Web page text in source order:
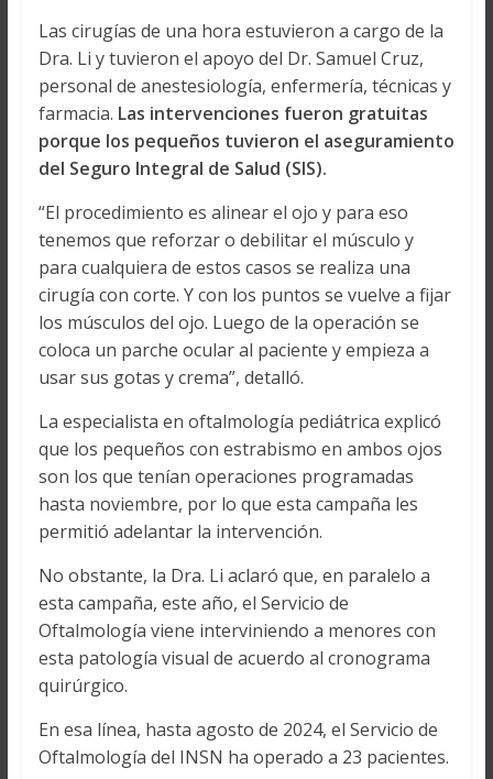
Las cirugías de una hora estuvieron a cargo de la
Dra. Li y tuvieron el apoyo del Dr. Samuel Cruz,
personal de anestesiología, enfermería, técnicas y
farmacia. Las intervenciones fueron gratuitas
porque los pequeños tuvieron el aseguramiento
del Seguro Integral de Salud (SIS).
“El procedimiento es alinear el ojo y para eso
tenemos que reforzar o debilitar el músculo y
para cualquiera de estos casos se realiza una
cirugía con corte. Y con los puntos se vuelve a fijar
los músculos del ojo. Luego de la operación se
coloca un parche ocular al paciente y empieza a
usar sus gotas y crema”, detalló.
La especialista en oftalmología pediátrica explicó
que los pequeños con estrabismo en ambos ojos
son los que tenían operaciones programadas
hasta noviembre, por lo que esta campaña les
permitió adelantar la intervención.
No obstante, la Dra. Li aclaró que, en paralelo a
esta campaña, este año, el Servicio de
Oftalmología viene interviniendo a menores con
esta patología visual de acuerdo al cronograma
quirúrgico.
En esa línea, hasta agosto de 2024, el Servicio de
Oftalmología del INSN ha operado a 23 pacientes.